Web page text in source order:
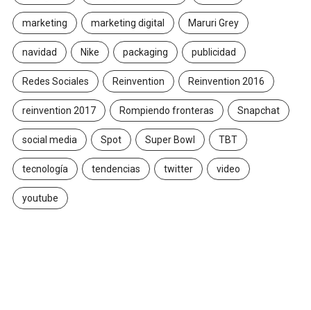
marketing marketing digital Maruri Grey
navidad Nike packaging publicidad
Redes Sociales Reinvention Reinvention 2016
reinvention 2017 Rompiendo fronteras Snapchat
social media Spot Super Bowl TBT
tecnología tendencias twitter video
youtube